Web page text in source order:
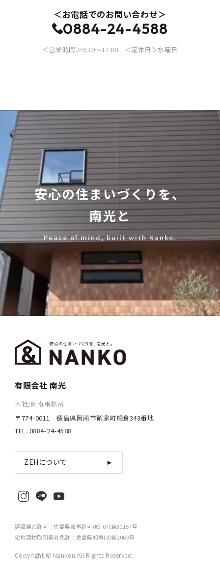
＜お電話でのお問い合わせ＞
0884-24-4588
＜営業時間＞9:30〜17:00 ＜定休日＞水曜日
安心の住まいづくりを、
南光と
Peace of mind, built with Nanko.
有限会社 南光
本社/阿南事務所
〒774-0011 徳島県阿南市領家町船倉343番地
TEL. 0884-24-4588
ZEHについて ►
建設業の許可：徳島県知事許可(般-07)第30157号
宅地建物取引業者免許：徳島県知事(8)第2069号
Copyright © Nankou All Rights Reserved.